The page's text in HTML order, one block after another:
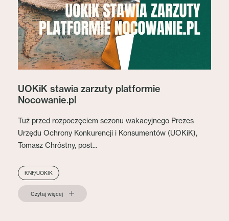
UOKiK stawia zarzuty platformie
Nocowanie.pl
Tuż przed rozpoczęciem sezonu wakacyjnego Prezes
Urzędu Ochrony Konkurencji i Konsumentów (UOKiK),
Tomasz Chróstny, post...
KNF/UOKIK
Czytaj więcej